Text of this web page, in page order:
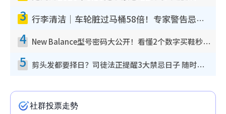
3 行李清洁｜车轮脏过马桶58倍！专家警告忌用酒精擦 教1招免脏手除菌
4 New Balance型号密码大公开！看懂2个数字买鞋秒知功能免中伏 附5大热门鞋款
5 剪头发都要择日？司徒法正提醒3大禁忌日子 随时剪走财运！这日剪发恐“剪寿命”？